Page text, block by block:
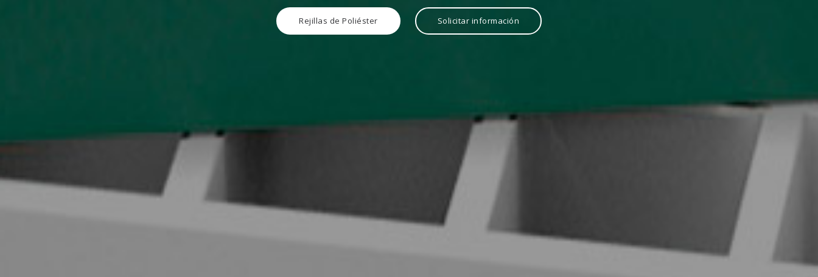
Rejillas de Poliéster Solicitar información